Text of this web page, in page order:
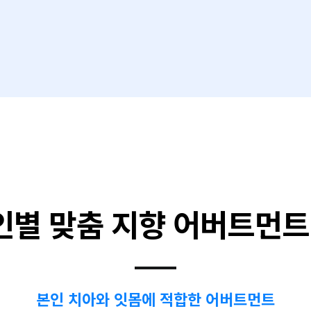
별 맞춤 지향 어버트먼
본인 치아와 잇몸에 적합한 어버트먼트